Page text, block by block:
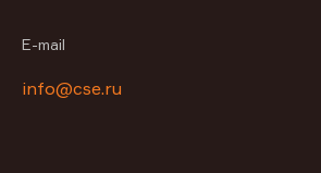
E-mail
info@cse.ru